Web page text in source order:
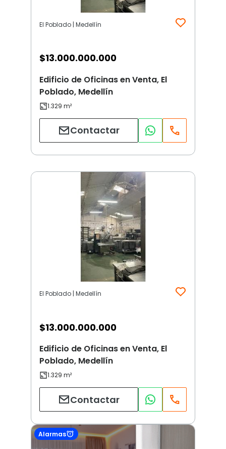
El Poblado | Medellín
$13.000.000.000
Edificio de Oficinas en Venta, El
Poblado, Medellín
Contactar
El Poblado | Medellín
$13.000.000.000
Edificio de Oficinas en Venta, El
Poblado, Medellín
Contactar
Alarmas